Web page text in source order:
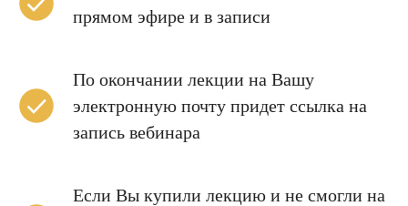
прямом эфире и в записи
По окончании лекции на Вашу
электронную почту придет ссылка на
запись вебинара
Если Вы купили лекцию и не смогли на